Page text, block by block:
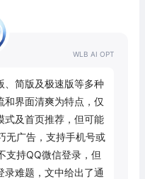
、简版及极速版等多种
和界面清爽为特点，仅
式及首页推荐，但可能
无广告，支持手机号或
支持QQ微信登录，但
难题，文中给出了通